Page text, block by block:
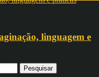
linguagem e